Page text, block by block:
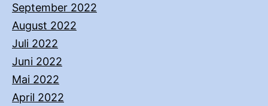
September 2022
August 2022
Juli 2022
Juni 2022
Mai 2022
April 2022